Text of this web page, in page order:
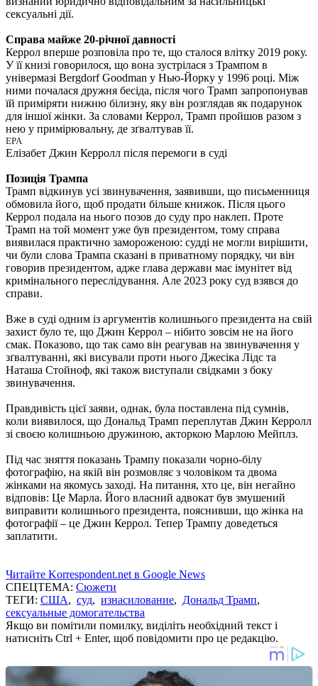
сексуальні дії.
Справа майже 20-річної давності
Керрол вперше розповіла про те, що сталося влітку 2019 року.
У її книзі говорилося, що вона зустрілася з Трампом в
універмазі Bergdorf Goodman у Нью-Йорку у 1996 році. Між
ними почалася дружня бесіда, після чого Трамп запропонував
їй приміряти нижню білизну, яку він розглядав як подарунок
для іншої жінки. За словами Керрол, Трамп пройшов разом з
нею у примірювальну, де зґвалтував її.
EPA
Елізабет Джин Керролл після перемоги в суді
Позиція Трампа
Трамп відкинув усі звинувачення, заявивши, що письменниця
обмовила його, щоб продати більше книжок. Після цього
Керрол подала на нього позов до суду про наклеп. Проте
Трамп на той момент уже був президентом, тому справа
виявилася практично замороженою: судді не могли вирішити,
чи були слова Трампа сказані в приватному порядку, чи він
говорив президентом, адже глава держави має імунітет від
кримінального переслідування. Але 2023 року суд взявся до
справи.
Вже в суді одним із аргументів колишнього президента на свій
захист було те, що Джин Керрол – нібито зовсім не на його
смак. Показово, що так само він реагував на звинувачення у
зґвалтуванні, які висували проти нього Джесіка Лідс та
Наташа Стойноф, які також виступали свідками з боку
звинувачення.
Правдивість цієї заяви, однак, була поставлена під сумнів,
коли виявилося, що Дональд Трамп переплутав Джин Керролл
зі своєю колишньою дружиною, акторкою Марлою Мейплз.
Під час зняття показань Трампу показали чорно-білу
фотографію, на якій він розмовляє з чоловіком та двома
жінками на якомусь заході. На питання, хто це, він негайно
відповів: Це Марла. Його власний адвокат був змушений
виправити колишнього президента, пояснивши, що жінка на
фотографії – це Джин Керрол. Тепер Трампу доведеться
заплатити.
Читайте Korrespondent.net в Google News
СПЕЦТЕМА: Сюжети
ТЕГИ: США, суд, изнасилование, Дональд Трамп,
сексуальные домогательства
Якщо ви помітили помилку, виділіть необхідний текст і
натисніть Ctrl + Enter, щоб повідомити про це редакцію.